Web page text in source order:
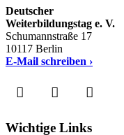
Deutscher
Weiterbildungstag e. V.
Schumannstraße 17
10117 Berlin
E-Mail schreiben ›
Wichtige Links